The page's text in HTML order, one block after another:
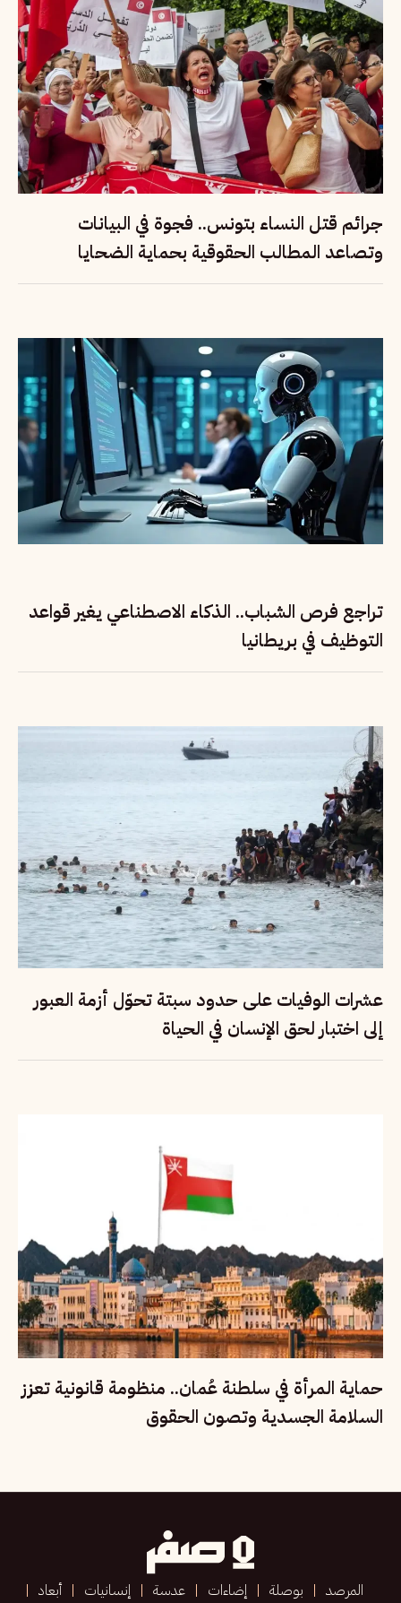
جرائم قتل النساء بتونس.. فجوة في البيانات
وتصاعد المطالب الحقوقية بحماية الضحايا
تراجع فرص الشباب.. الذكاء الاصطناعي يغير قواعد
التوظيف في بريطانيا
عشرات الوفيات على حدود سبتة تحوّل أزمة العبور
إلى اختبار لحق الإنسان في الحياة
حماية المرأة في سلطنة عُمان.. منظومة قانونية تعزز
السلامة الجسدية وتصون الحقوق
المرصد بوصلة إضاءات عدسة إنسانيات أبعاد